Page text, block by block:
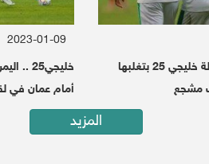
Brigadier General Yahya Saree
Brigadier General Yahya Saree
العراق تبلغ نهائي بطولة خليجي 25 بتغلبها
2023-01-09
أمام عمان في
المزيد